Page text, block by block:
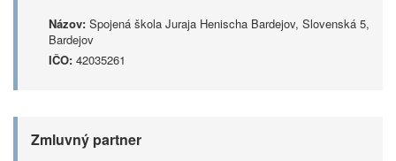
Názov: Spojená škola Juraja Henischa Bardejov, Slovenská 5,
Bardejov
IČO: 42035261
Zmluvný partner